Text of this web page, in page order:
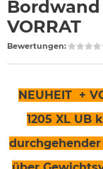
Bordwand
VORRAT
Bewertungen:
NEUHEIT +
1205 XL UB